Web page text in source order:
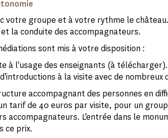
votre groupe et à votre rythme le
la conduite des accompagnateurs.
sont mis à votre disposition :
à l'usage des enseignants (à télécharger).
à la visite avec de
accompagnant des personnes en
tarif de 40 euros par visite, pour un
accompagnateurs. L'entrée dans le
ce prix.